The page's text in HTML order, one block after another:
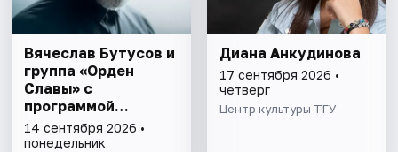
Вячеслав Бутусов и
группа «Орден
Славы» с
программой
«Nautilus Pompilius»
14 сентября 2026 •
понедельник
Диана Анкудинова
17 сентября 2026 •
четверг
Центр культуры ТГУ